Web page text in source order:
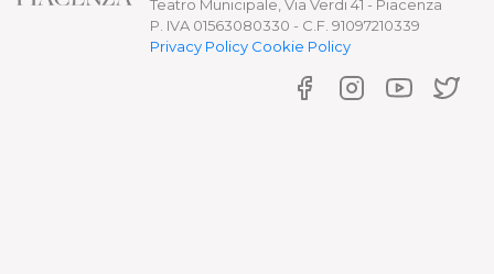
Teatro Municipale, Via Verdi 41 - Piacenza
P. IVA 01563080330 - C.F. 91097210339
Privacy Policy Cookie Policy